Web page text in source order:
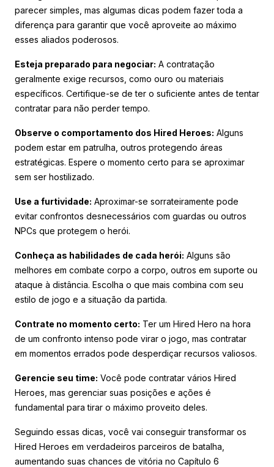
parecer simples, mas algumas dicas podem fazer toda a
diferença para garantir que você aproveite ao máximo
esses aliados poderosos.
Esteja preparado para negociar: A contratação
geralmente exige recursos, como ouro ou materiais
específicos. Certifique-se de ter o suficiente antes de tentar
contratar para não perder tempo.
Observe o comportamento dos Hired Heroes: Alguns
podem estar em patrulha, outros protegendo áreas
estratégicas. Espere o momento certo para se aproximar
sem ser hostilizado.
Use a furtividade: Aproximar-se sorrateiramente pode
evitar confrontos desnecessários com guardas ou outros
NPCs que protegem o herói.
Conheça as habilidades de cada herói: Alguns são
melhores em combate corpo a corpo, outros em suporte ou
ataque à distância. Escolha o que mais combina com seu
estilo de jogo e a situação da partida.
Contrate no momento certo: Ter um Hired Hero na hora
de um confronto intenso pode virar o jogo, mas contratar
em momentos errados pode desperdiçar recursos valiosos.
Gerencie seu time: Você pode contratar vários Hired
Heroes, mas gerenciar suas posições e ações é
fundamental para tirar o máximo proveito deles.
Seguindo essas dicas, você vai conseguir transformar os
Hired Heroes em verdadeiros parceiros de batalha,
aumentando suas chances de vitória no Capítulo 6